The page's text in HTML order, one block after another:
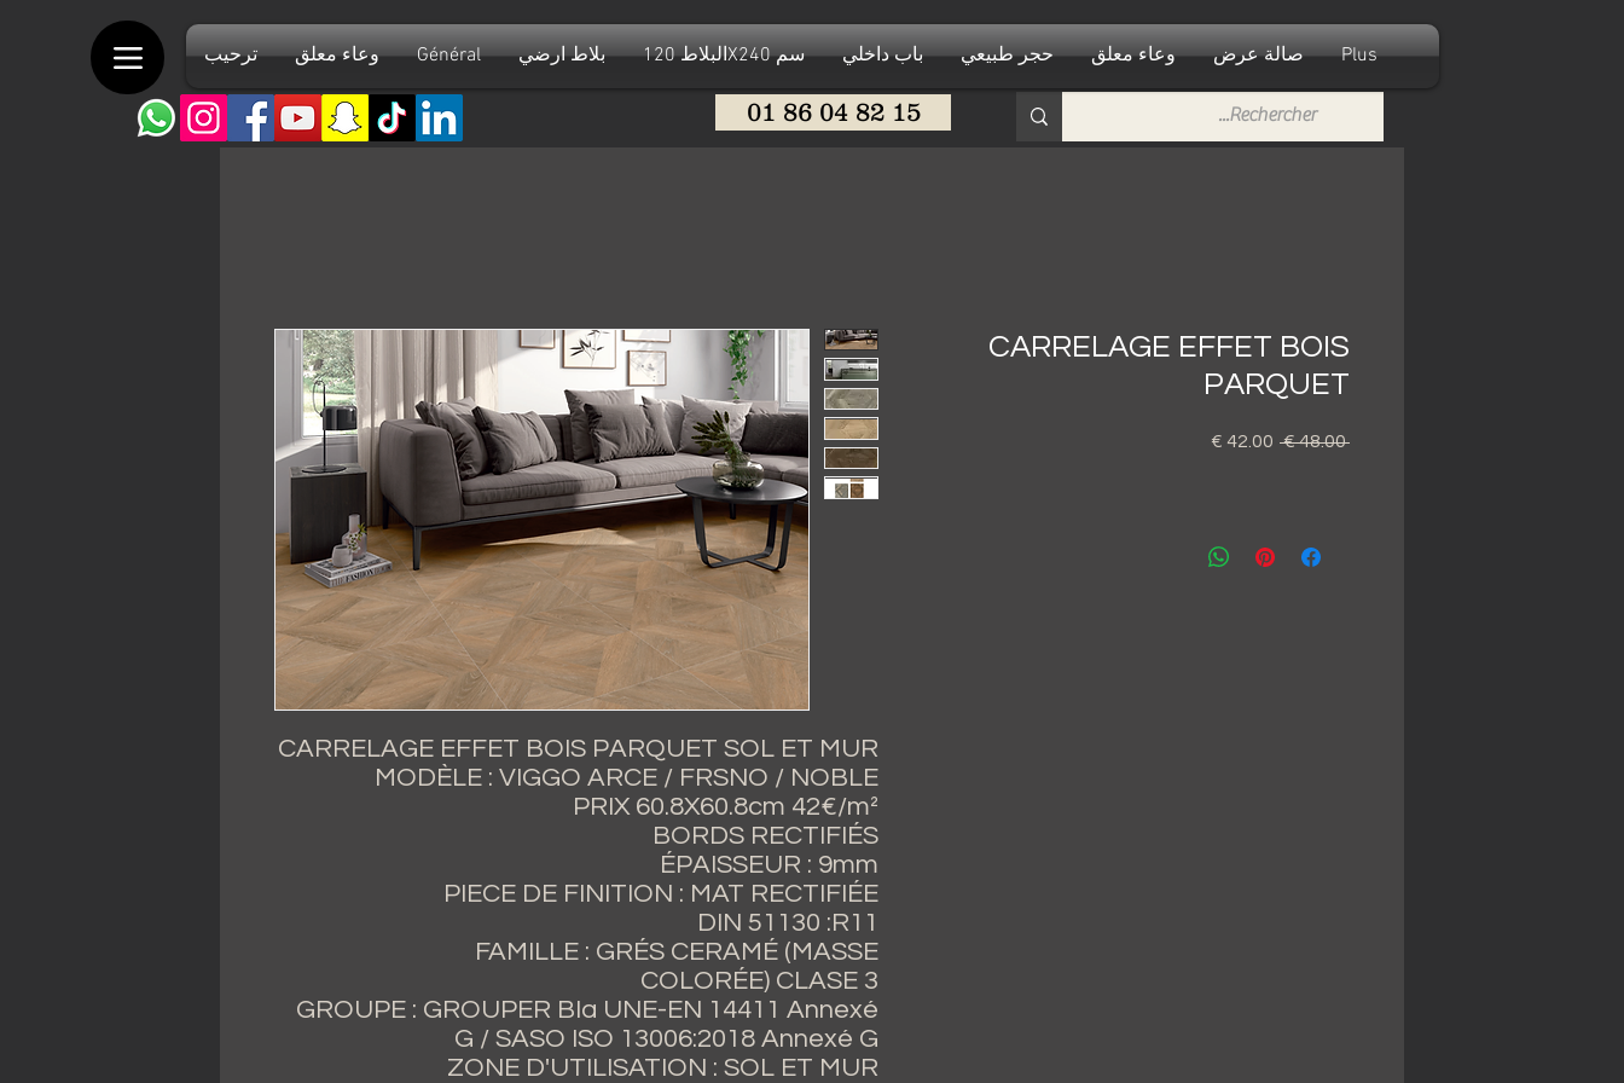
ترحيب وعاء معلق Général بلاط ارضي البلاط 120X240 سم باب داخلي حجر طبيعي وعاء معلق صالة عرض Plus
01 86 04 82 15
CARRELAGE EFFET BOIS PARQUET SOL ET MUR
MODÈLE : VIGGO ARCE / FRSNO / NOBLE
PRIX 60.8X60.8cm 42€/m²
BORDS RECTIFIÉS
ÉPAISSEUR : 9mm
PIECE DE FINITION : MAT RECTIFIÉE
DIN 51130 :R11
FAMILLE : GRÉS CERAMÉ (MASSE
COLORÉE) CLASE 3
GROUPE : GROUPER BIa UNE-EN 14411 Annexé
G / SASO ISO 13006:2018 Annexé G
ZONE D'UTILISATION : SOL ET MUR
CARRELAGE EFFET BOIS
PARQUET
‏48.00 €
سعر